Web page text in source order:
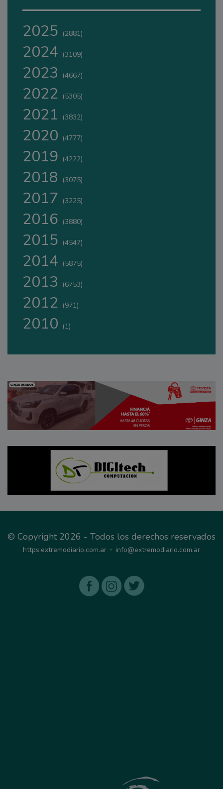
2025 (2881)
2024 (3109)
2023 (4667)
2022 (5305)
2021 (3832)
2020 (4777)
2019 (4222)
2018 (3075)
2017 (3225)
2016 (3880)
2015 (4547)
2014 (5875)
2013 (6753)
2012 (971)
2010 (1)
© Copyright 2026 - Todos los derechos reservados
https:extremodiario.com.ar - info@extremodiario.com.ar